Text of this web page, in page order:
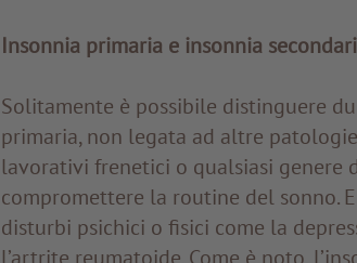
Insonnia primaria e insonnia
Solitamente è possibile distinguere
primaria, non legata ad altre
lavorativi frenetici o qualsiasi genere
compromettere la routine del sonno.
disturbi psichici o fisici come la
l’artrite reumatoide. Come è noto,